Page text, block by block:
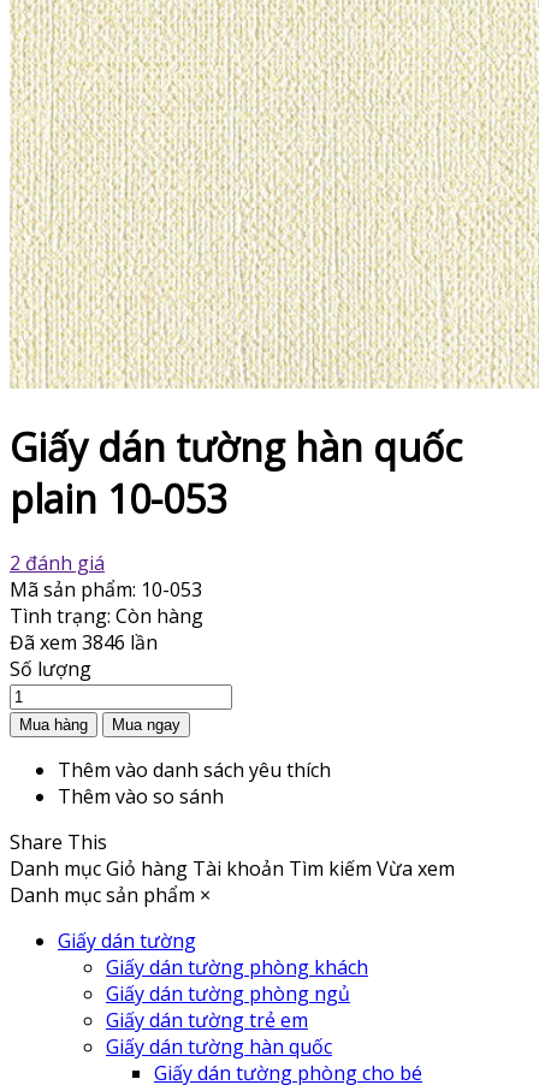
Giấy dán tường hàn quốc
plain 10-053
2 đánh giá
Mã sản phẩm: 10-053
Tình trạng: Còn hàng
Đã xem 3846 lần
Số lượng
Thêm vào danh sách yêu thích
Thêm vào so sánh
Share This
Danh mụcGiỏ hàng Tài khoản Tìm kiếm Vừa xem
Danh mục sản phẩm ×
Giấy dán tường
Giấy dán tường phòng khách
Giấy dán tường phòng ngủ
Giấy dán tường trẻ em
Giấy dán tường hàn quốc
Giấy dán tường phòng cho bé